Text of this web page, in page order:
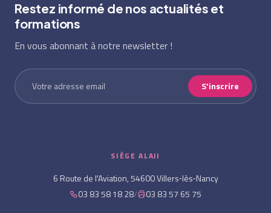
Restez informé de nos actualités et
formations
En vous abonnant à notre newsletter !
S'inscrire
SIÈGE ALAJI
6 Route de l'Aviation, 54600 Villers‑lès‑Nancy
03 83 58 18 28/ 03 83 57 65 75